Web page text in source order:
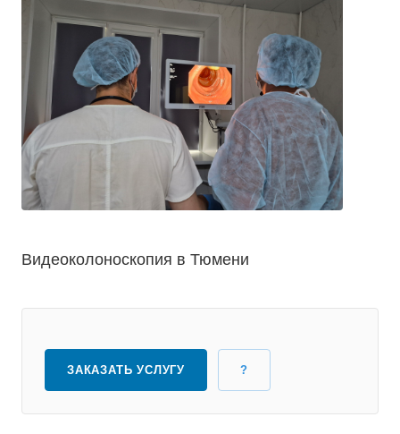
Видеоколоноскопия в Тюмени
ЗАКАЗАТЬ УСЛУГУ ?